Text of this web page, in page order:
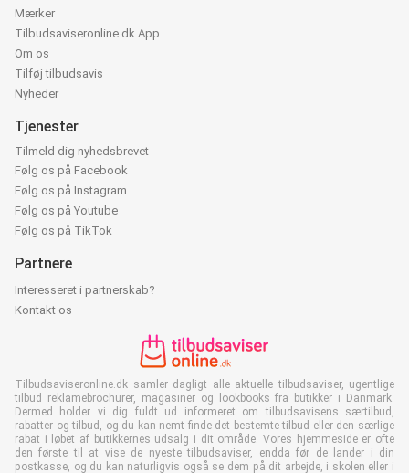
Mærker
Tilbudsaviseronline.dk App
Om os
Tilføj tilbudsavis
Nyheder
Tjenester
Tilmeld dig nyhedsbrevet
Følg os på Facebook
Følg os på Instagram
Følg os på Youtube
Følg os på TikTok
Partnere
Interesseret i partnerskab?
Kontakt os
Tilbudsaviseronline.dk samler dagligt alle aktuelle tilbudsaviser, ugentlige
tilbud reklamebrochurer, magasiner og lookbooks fra butikker i Danmark.
Dermed holder vi dig fuldt ud informeret om tilbudsavisens særtilbud,
rabatter og tilbud, og du kan nemt finde det bestemte tilbud eller den særlige
rabat i løbet af butikkernes udsalg i dit område. Vores hjemmeside er ofte
den første til at vise de nyeste tilbudsaviser, endda før de lander i din
postkasse, og du kan naturligvis også se dem på dit arbejde, i skolen eller i